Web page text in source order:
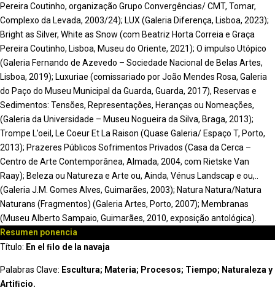
Pereira Coutinho, organização Grupo Convergências/ CMT, Tomar,
Complexo da Levada, 2003/24); LUX (Galeria Diferença, Lisboa, 2023);
Bright as Silver, White as Snow (com Beatriz Horta Correia e Graça
Pereira Coutinho, Lisboa, Museu do Oriente, 2021); O impulso Utópico
(Galeria Fernando de Azevedo – Sociedade Nacional de Belas Artes,
Lisboa, 2019); Luxuriae (comissariado por João Mendes Rosa, Galeria
do Paço do Museu Municipal da Guarda, Guarda, 2017), Reservas e
Sedimentos: Tensões, Representações, Heranças ou Nomeações,
(Galeria da Universidade – Museu Nogueira da Silva, Braga, 2013);
Trompe L’oeil, Le Coeur Et La Raison (Quase Galeria/ Espaço T, Porto,
2013); Prazeres Públicos Sofrimentos Privados (Casa da Cerca –
Centro de Arte Contemporânea, Almada, 2004, com Rietske Van
Raay); Beleza ou Natureza e Arte ou, Ainda, Vénus Landscap e ou,..
(Galeria J.M. Gomes Alves, Guimarães, 2003); Natura Natura/Natura
Naturans (Fragmentos) (Galeria Artes, Porto, 2007); Membranas
(Museu Alberto Sampaio, Guimarães, 2010, exposição antológica).
Resumen ponencia
Título: En el ﬁlo de la navaja
Palabras Clave: Escultura; Materia; Procesos; Tiempo; Naturaleza y
Artiﬁcio.